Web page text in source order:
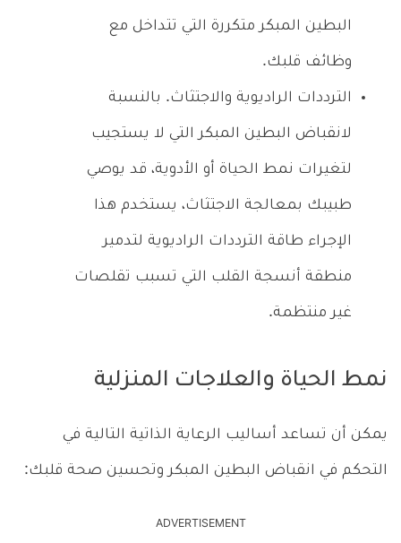
البطين المبكر متكررة التي تتداخل مع
وظائف قلبك.
الترددات الراديوية والاجتثاث. بالنسبة
لانقباض البطين المبكر التي لا يستجيب
لتغيرات نمط الحياة أو الأدوية، قد يوصي
طبيبك بمعالجة الاجتثاث، يستخدم هذا
الإجراء طاقة الترددات الراديوية لتدمير
منطقة أنسجة القلب التي تسبب تقلصات
غير منتظمة.
نمط الحياة والعلاجات المنزلية
يمكن أن تساعد أساليب الرعاية الذاتية التالية في
التحكم في انقباض البطين المبكر وتحسين صحة قلبك:
ADVERTISEMENT